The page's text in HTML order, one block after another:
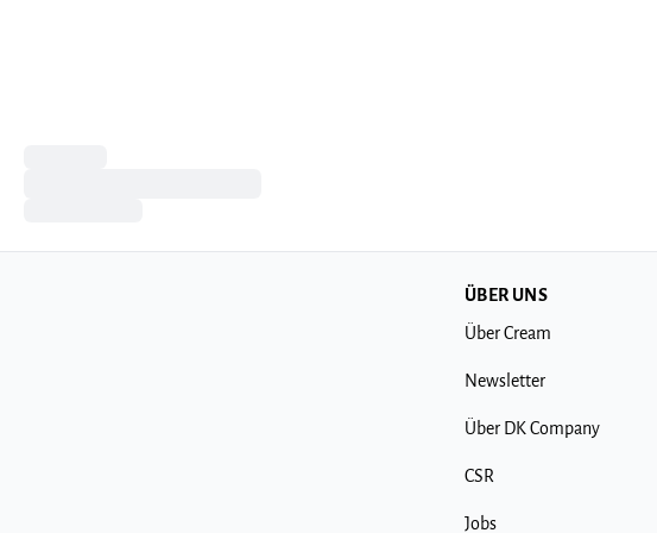
Über DK Company
CSR
Jobs